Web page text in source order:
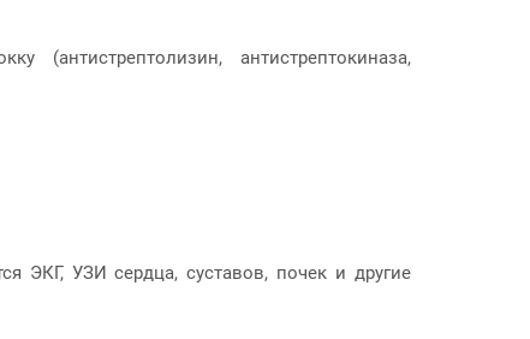
антистрептокиназа,
ЭКГ, УЗИ сердца, суставов, почек и другие